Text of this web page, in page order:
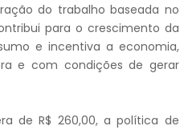
do trabalho baseada no
para o crescimento da
e incentiva a economia,
e com condições de gerar
de R$ 260,00, a política de